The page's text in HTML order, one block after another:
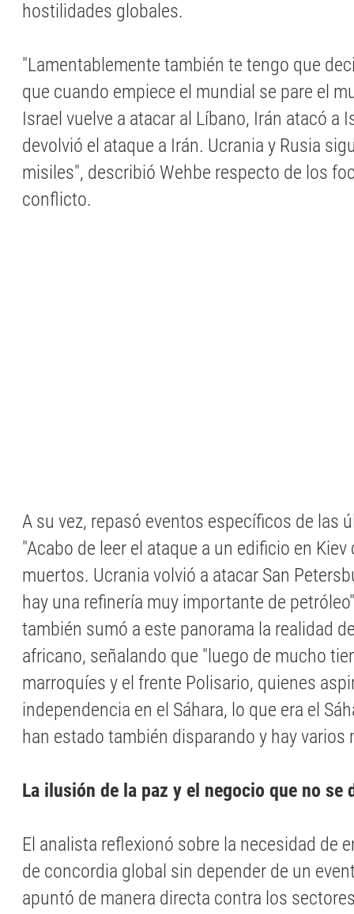
hostilidades globales.
"Lamentablemente también te tengo que
que cuando empiece el mundial se pare el
Israel vuelve a atacar al Líbano, Irán atacó a
devolvió el ataque a Irán. Ucrania y Rusia
misiles", describió Wehbe respecto de los
conflicto.
A su vez, repasó eventos específicos de las
"Acabo de leer el ataque a un edificio en
muertos. Ucrania volvió a atacar San
hay una refinería muy importante de
también sumó a este panorama la realidad
africano, señalando que "luego de mucho
marroquíes y el frente Polisario, quienes
independencia en el Sáhara, lo que era el
han estado también disparando y hay varios
La ilusión de la paz y el negocio que no se
El analista reflexionó sobre la necesidad de
de concordia global sin depender de un
apuntó de manera directa contra los